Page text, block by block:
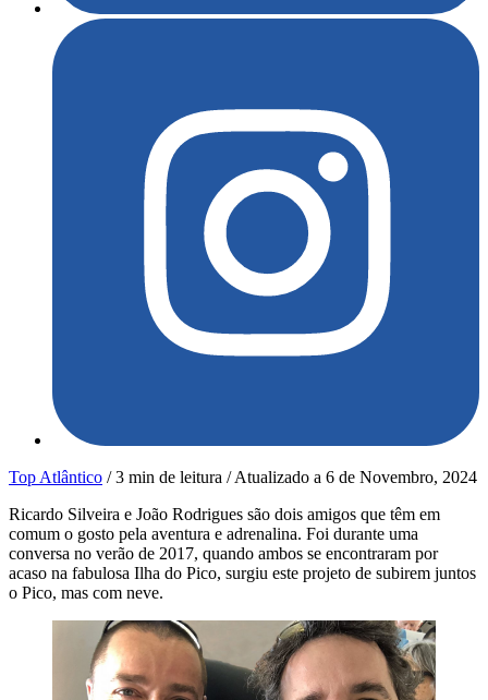
Top Atlântico / 3 min de leitura /Atualizado a 6 de Novembro, 2024
Ricardo Silveira e João Rodrigues são dois amigos que têm em
comum o gosto pela aventura e adrenalina. Foi durante uma
conversa no verão de 2017, quando ambos se encontraram por
acaso na fabulosa Ilha do Pico, surgiu este projeto de subirem juntos
o Pico, mas com neve.